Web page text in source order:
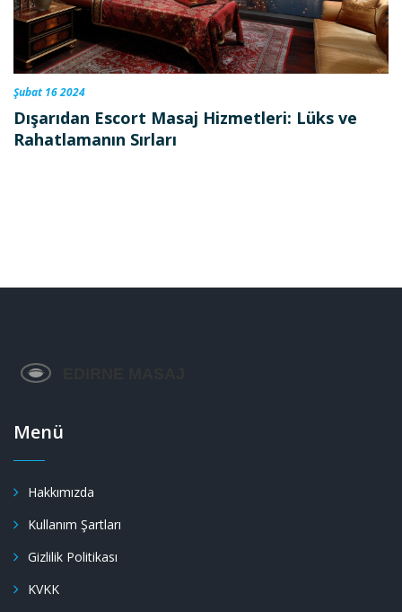
Şubat 16 2024
Dışarıdan Escort Masaj Hizmetleri: Lüks ve
Rahatlamanın Sırları
Menü
Hakkımızda
Kullanım Şartları
Gizlilik Politikası
KVKK